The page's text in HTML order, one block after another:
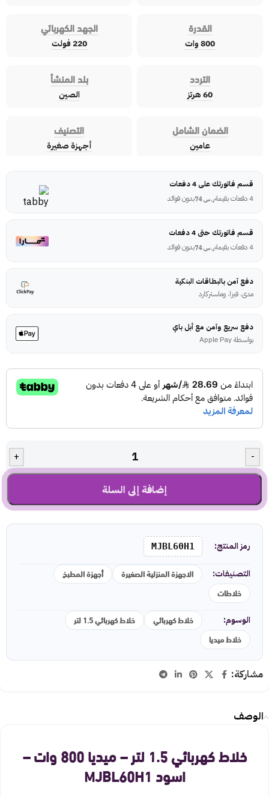
القدرة
800 وات
الجهد الكهربائي
220 فولت
التردد
60 هرتز
بلد المنشأ
الصين
الضمان الشامل
عامين
التصنيف
أجهزة صغيرة
قسم فاتورتك على 4 دفعات
4 دفعات بقيمة
ر.س74 بدون فوائد
قسم فاتورتك حتى 4 دفعات
4 دفعات بقيمة
ر.س74 بدون فوائد
دفع آمن بالبطاقات البنكية
مدى، فيزا، وماستركارد
دفع سريع وآمن مع أبل باي
بواسطة Apple Pay
-
+
إضافة إلى السلة
رمز المنتج: MJBL60H1
التصنيفات: الاجهزة المنزلية الصغيرة
أجهزة المطبخ
خلاطات
الوسوم: خلاط كهربائي
خلاط كهربائي 1.5 لتر
خلاط ميديا
مشاركة:
الوصف
خلاط كهربائي 1.5 لتر – ميديا 800 وات –
اسود MJBL60H1